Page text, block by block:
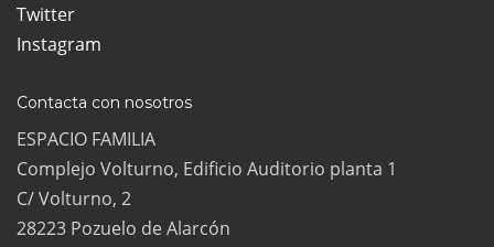
Twitter
Instagram
Contacta con nosotros
ESPACIO FAMILIA
Complejo Volturno, Edificio Auditorio planta 1
C/ Volturno, 2
28223 Pozuelo de Alarcón